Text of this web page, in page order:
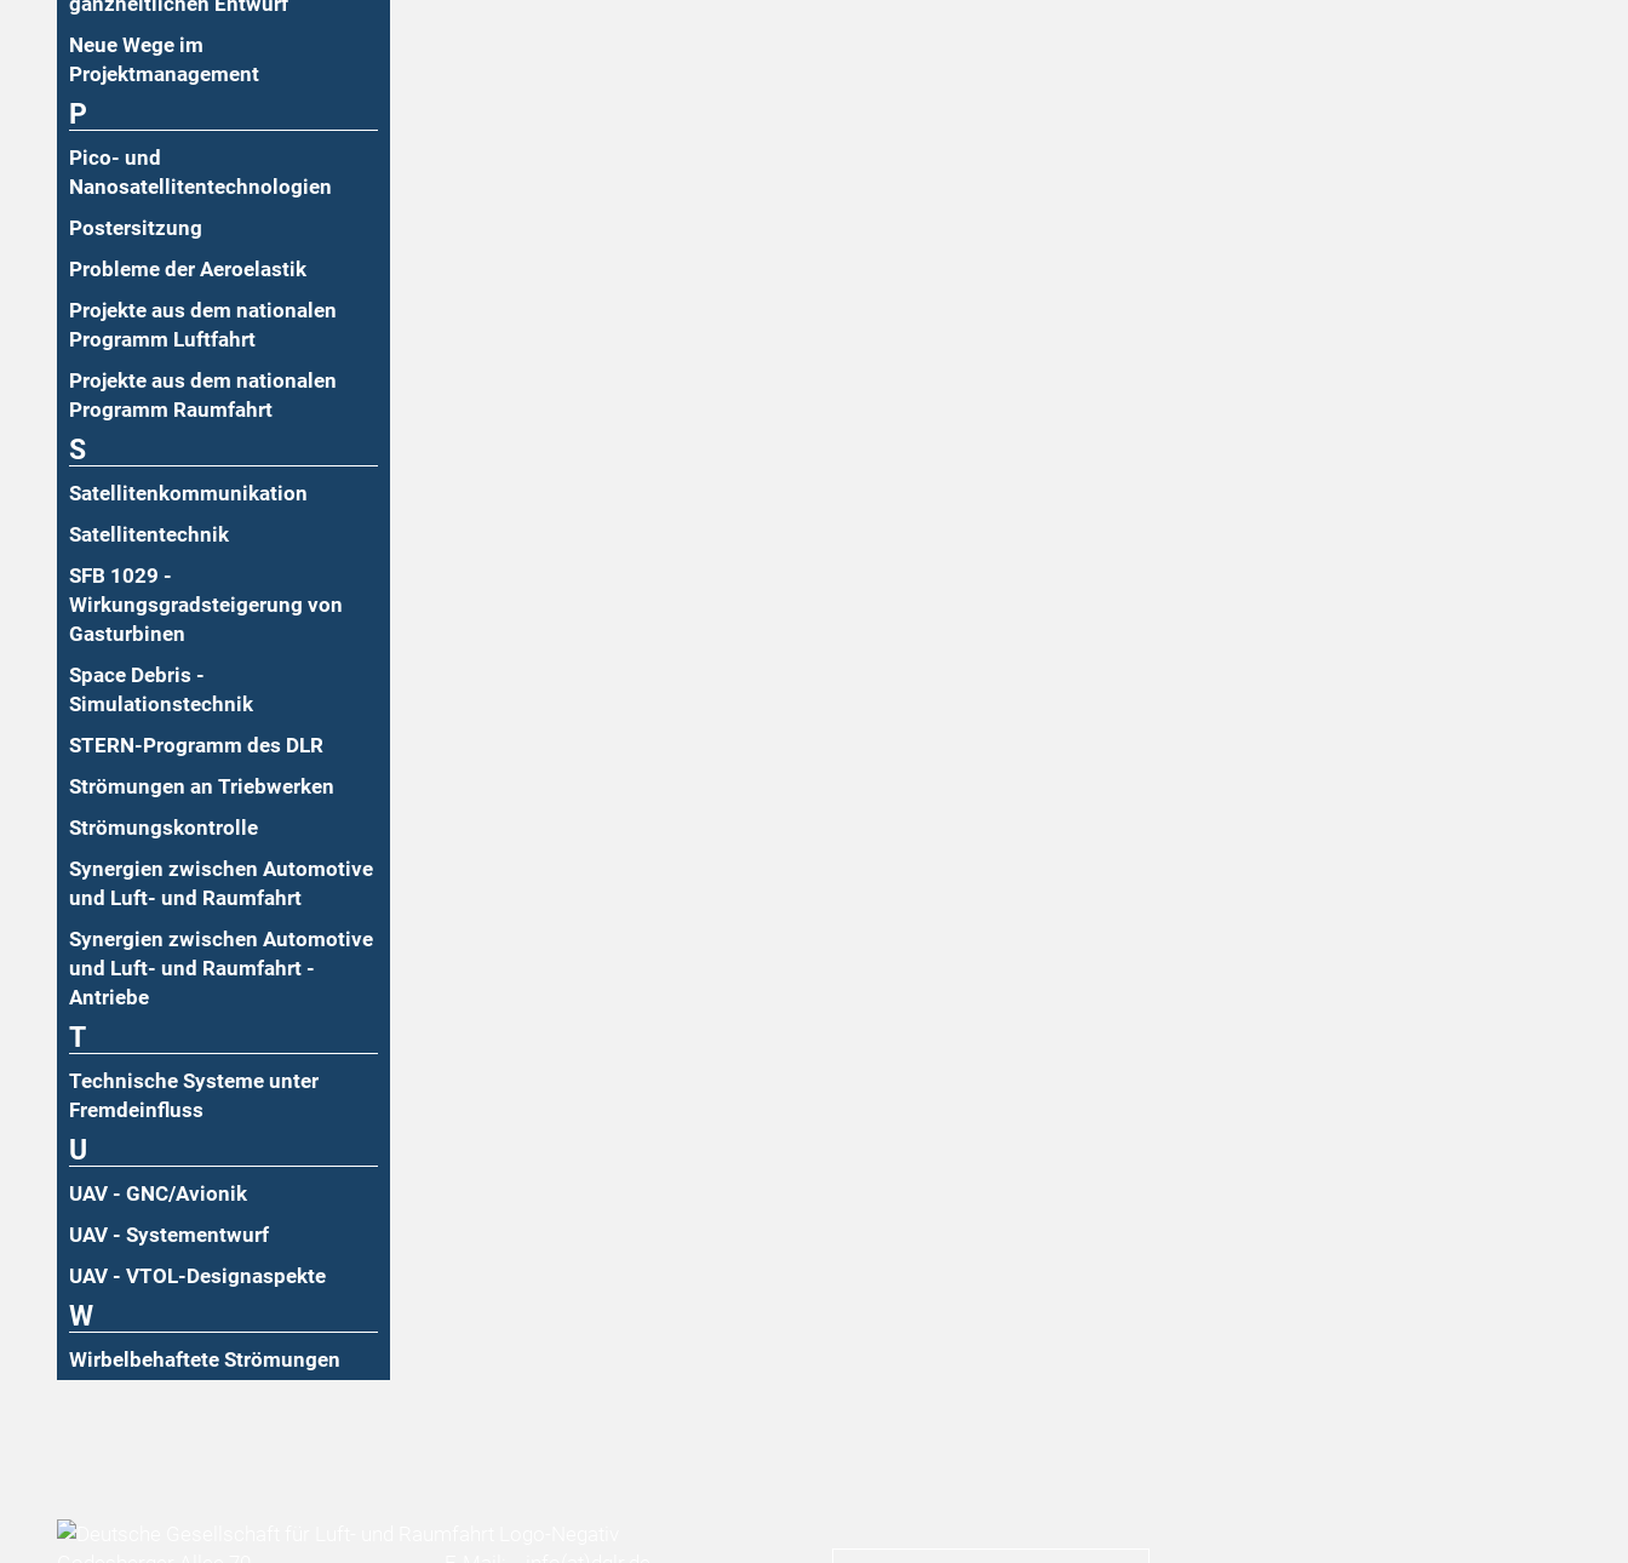
Neue Wege im
Projektmanagement
P
Pico- und
Nanosatellitentechnologien
Postersitzung
Probleme der Aeroelastik
Projekte aus dem nationalen
Programm Luftfahrt
Projekte aus dem nationalen
Programm Raumfahrt
S
Satellitenkommunikation
Satellitentechnik
SFB 1029 -
Wirkungsgradsteigerung von
Gasturbinen
Space Debris -
Simulationstechnik
STERN-Programm des DLR
Strömungen an Triebwerken
Strömungskontrolle
Synergien zwischen Automotive
und Luft- und Raumfahrt
Synergien zwischen Automotive
und Luft- und Raumfahrt -
Antriebe
T
Technische Systeme unter
Fremdeinfluss
U
UAV - GNC/Avionik
UAV - Systementwurf
UAV - VTOL-Designaspekte
W
Wirbelbehaftete Strömungen